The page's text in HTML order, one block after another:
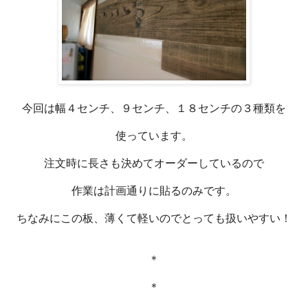
今回は幅４センチ、９センチ、１８センチの３種類を
使っています。
注文時に長さも決めてオーダーしているので
作業は計画通りに貼るのみです。
ちなみにこの板、薄くて軽いのでとっても扱いやすい！
＊
＊